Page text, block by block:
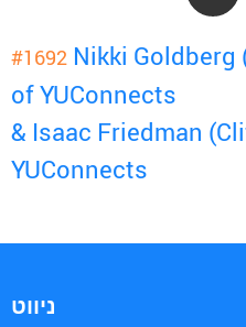
#1692 Nikki Goldberg
of YUConnects
& Isaac Friedman
YUConnects
ניווט